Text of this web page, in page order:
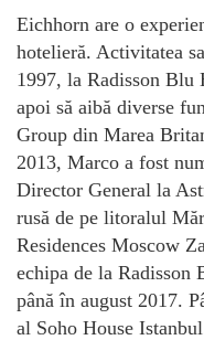
Eichhorn are o
hotelieră. Activitatea
1997, la Radisson Blu
apoi să aibă diverse
Group din Marea
2013, Marco a fost
Director General la
rusă de pe litoralul
Residences Moscow
echipa de la Radisson
până în august 2017.
al Soho House